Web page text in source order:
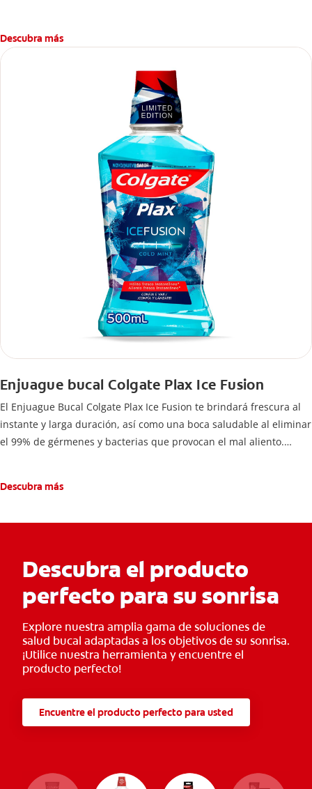
Descubra más
Enjuague bucal Colgate Plax Ice Fusion
El Enjuague Bucal Colgate Plax Ice Fusion te brindará frescura al
instante y larga duración, así como una boca saludable al eliminar
el 99% de gérmenes y bacterias que provocan el mal aliento.
Descubra más
Descubra el producto
perfecto para su sonrisa
Explore nuestra amplia gama de soluciones de
salud bucal adaptadas a los objetivos de su sonrisa.
¡Utilice nuestra herramienta y encuentre el
producto perfecto!
Encuentre el producto perfecto para usted